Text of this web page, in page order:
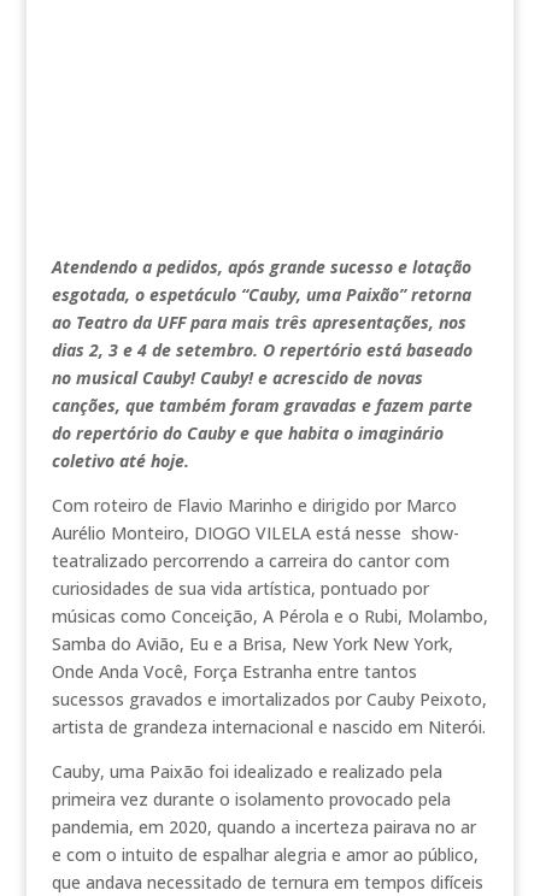
Atendendo a pedidos, após grande sucesso e lotação
esgotada, o espetáculo “Cauby, uma Paixão” retorna
ao Teatro da UFF para mais três apresentações, nos
dias 2, 3 e 4 de setembro. O repertório está baseado
no musical Cauby! Cauby! e acrescido de novas
canções, que também foram gravadas e fazem parte
do repertório do Cauby e que habita o imaginário
coletivo até hoje.
Com roteiro de Flavio Marinho e dirigido por Marco
Aurélio Monteiro, DIOGO VILELA está nesse show-
teatralizado percorrendo a carreira do cantor com
curiosidades de sua vida artística, pontuado por
músicas como Conceição, A Pérola e o Rubi, Molambo,
Samba do Avião, Eu e a Brisa, New York New York,
Onde Anda Você, Força Estranha entre tantos
sucessos gravados e imortalizados por Cauby Peixoto,
artista de grandeza internacional e nascido em Niterói.
Cauby, uma Paixão foi idealizado e realizado pela
primeira vez durante o isolamento provocado pela
pandemia, em 2020, quando a incerteza pairava no ar
e com o intuito de espalhar alegria e amor ao público,
que andava necessitado de ternura em tempos difíceis